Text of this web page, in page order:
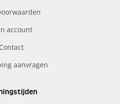
account
Contact
aanvragen